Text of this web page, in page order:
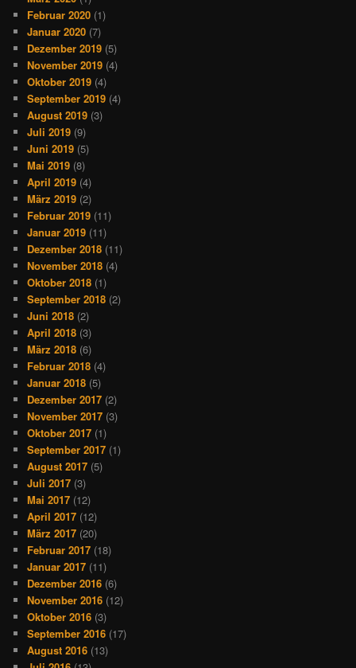
Februar 2020 (1)
Januar 2020 (7)
Dezember 2019 (5)
November 2019 (4)
Oktober 2019 (4)
September 2019 (4)
August 2019 (3)
Juli 2019 (9)
Juni 2019 (5)
Mai 2019 (8)
April 2019 (4)
März 2019 (2)
Februar 2019 (11)
Januar 2019 (11)
Dezember 2018 (11)
November 2018 (4)
Oktober 2018 (1)
September 2018 (2)
Juni 2018 (2)
April 2018 (3)
März 2018 (6)
Februar 2018 (4)
Januar 2018 (5)
Dezember 2017 (2)
November 2017 (3)
Oktober 2017 (1)
September 2017 (1)
August 2017 (5)
Juli 2017 (3)
Mai 2017 (12)
April 2017 (12)
März 2017 (20)
Februar 2017 (18)
Januar 2017 (11)
Dezember 2016 (6)
November 2016 (12)
Oktober 2016 (3)
September 2016 (17)
August 2016 (13)